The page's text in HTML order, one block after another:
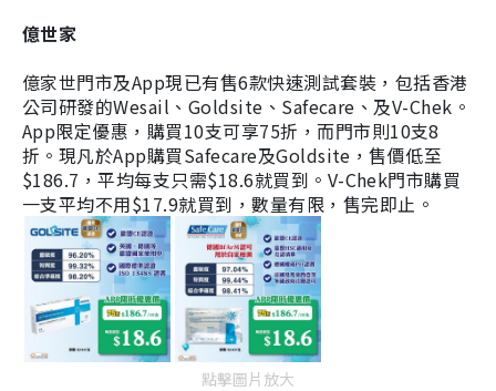
億世家
億家世門市及App現已有售6款快速測試套裝，包括香港
公司研發的Wesail、Goldsite、Safecare、及V-Chek。
App限定優惠，購買10支可享75折，而門市則10支8
折。現凡於App購買Safecare及Goldsite，售價低至
$186.7，平均每支只需$18.6就買到。V-Chek門市購買
一支平均不用$17.9就買到，數量有限，售完即止。
點擊圖片放大